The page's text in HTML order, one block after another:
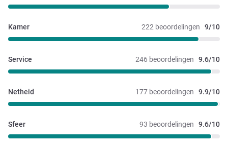
222 beoordelingen 9/10
Kamer
246 beoordelingen 9.6/10
Service
177 beoordelingen 9.9/10
Netheid
93 beoordelingen 9.6/10
Sfeer